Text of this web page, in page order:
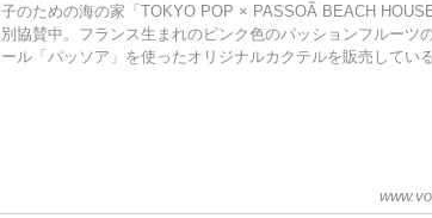
子のための海の家「TOKYO POP × PASSOÃ BEACH
別協賛中。フランス生まれのピンク色のパッションフルーツ
ール「パッソア」を使ったオリジナルカクテルを販売している